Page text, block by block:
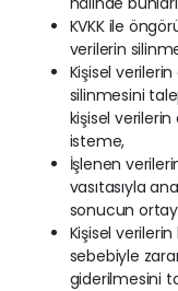
KVKK ile
verilerin
Kişisel
silinmesini
kişisel verilerin
isteme,
İşlenen
vasıtasıyla
sonucun
Kişisel
sebebiyle
giderilmesini